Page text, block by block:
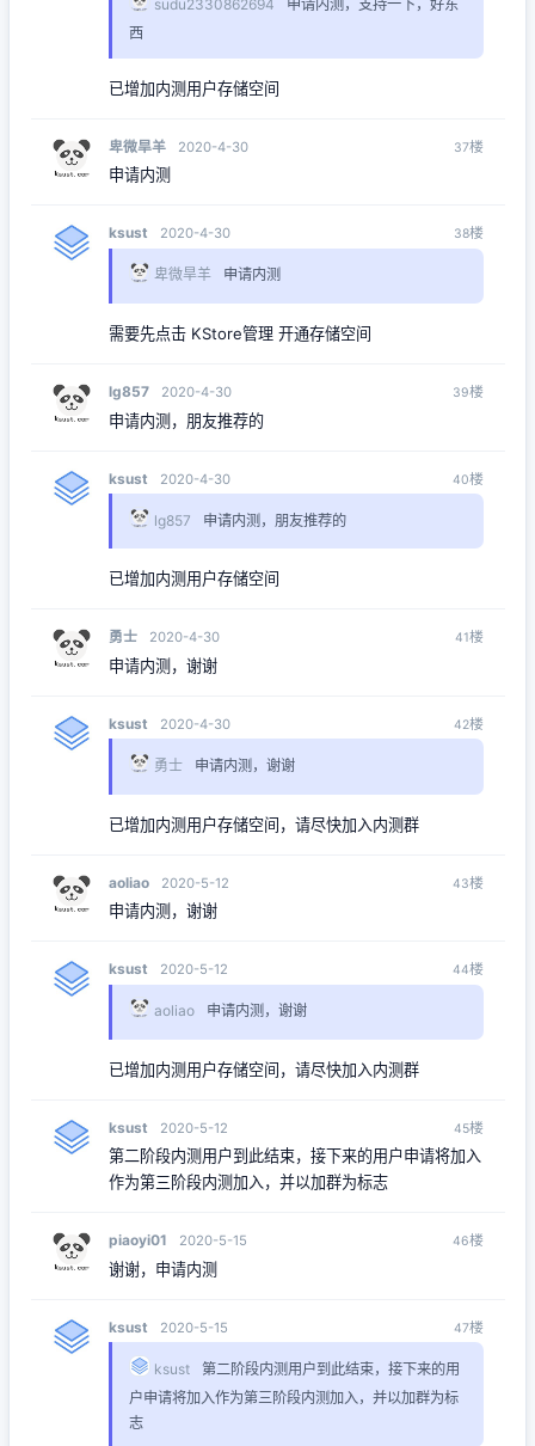
sudu2330862694
申请内测，支持一下，好东
西
已增加内测用户存储空间
卑微旱羊 2020-4-30 37楼
申请内测
ksust 2020-4-30 38楼
卑微旱羊 申请内测
需要先点击 KStore管理 开通存储空间
lg857 2020-4-30 39楼
申请内测，朋友推荐的
ksust 2020-4-30 40楼
lg857 申请内测，朋友推荐的
已增加内测用户存储空间
勇士 2020-4-30 41楼
申请内测，谢谢
ksust 2020-4-30 42楼
勇士 申请内测，谢谢
已增加内测用户存储空间，请尽快加入内测群
aoliao 2020-5-12 43楼
申请内测，谢谢
ksust 2020-5-12 44楼
aoliao 申请内测，谢谢
已增加内测用户存储空间，请尽快加入内测群
ksust 2020-5-12 45楼
第二阶段内测用户到此结束，接下来的用户申请将加入
作为第三阶段内测加入，并以加群为标志
piaoyi01 2020-5-15 46楼
谢谢，申请内测
ksust 2020-5-15 47楼
ksust
第二阶段内测用户到此结束，接下来的用
户申请将加入作为第三阶段内测加入，并以加群为标
志